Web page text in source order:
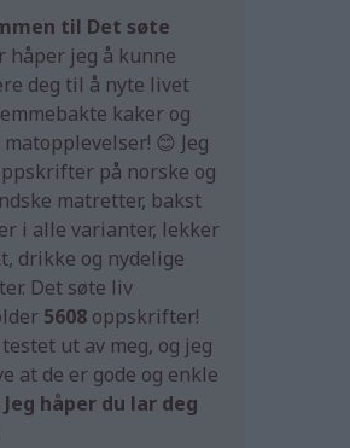
til Det søte
håper jeg å kunne
deg til å nyte livet
kaker og
😊 Jeg
på norske og
matretter, bakst
i alle varianter, lekker
drikke og nydelige
Det søte liv
5608 oppskrifter!
ut av meg, og jeg
at de er gode og enkle
Jeg håper du lar deg